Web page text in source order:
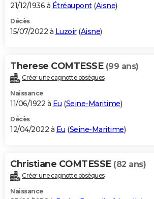
21/12/1936 à Étréaupont(Aisne)
Décès
15/07/2022 à Luzoir(Aisne)
Therese COMTESSE (99 ans)
Créer une cagnotte obsèques
Naissance
11/06/1922 à Eu (Seine-Maritime)
Décès
12/04/2022 à Eu (Seine-Maritime)
Christiane COMTESSE (82 ans)
Créer une cagnotte obsèques
Naissance